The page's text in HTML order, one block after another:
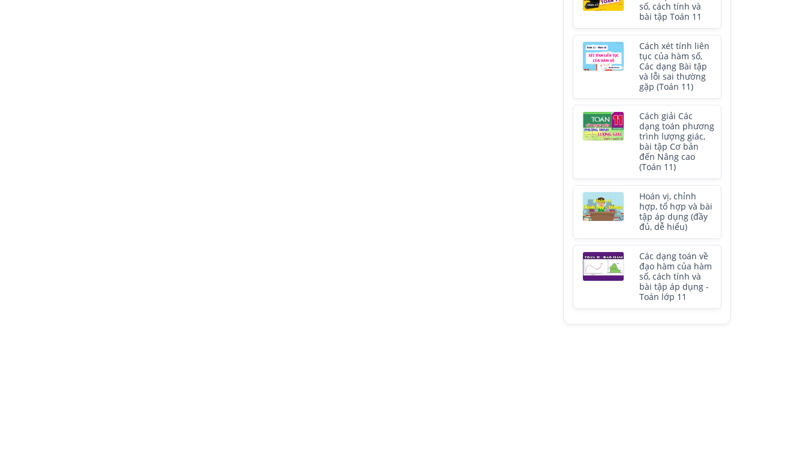
số, cách tính và
bài tập Toán 11
Cách xét tính liên
tục của hàm số,
Các dạng Bài tập
và lỗi sai thường
gặp (Toán 11)
Cách giải Các
dạng toán phương
trình lượng giác,
bài tập Cơ bản
đến Nâng cao
(Toán 11)
Hoán vị, chỉnh
hợp, tổ hợp và bài
tập áp dụng (đầy
đủ, dễ hiểu)
Các dạng toán về
đạo hàm của hàm
số, cách tính và
bài tập áp dụng -
Toán lớp 11